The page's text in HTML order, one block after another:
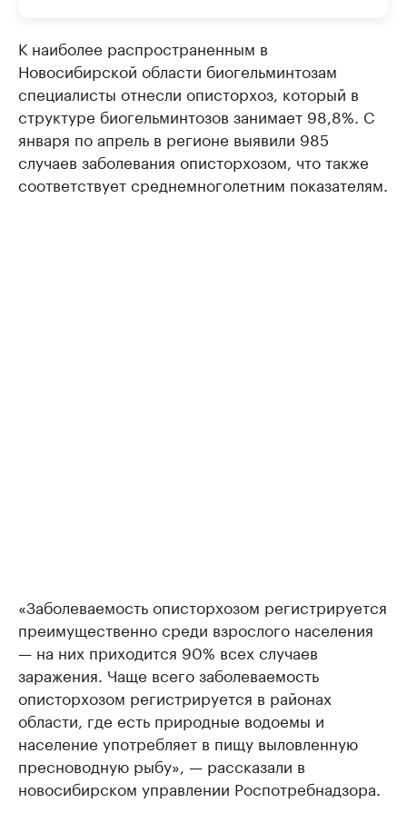
К наиболее распространенным в
Новосибирской области биогельминтозам
специалисты отнесли описторхоз, который в
структуре биогельминтозов занимает 98,8%. С
января по апрель в регионе выявили 985
случаев заболевания описторхозом, что также
соответствует среднемноголетним показателям.
«Заболеваемость описторхозом регистрируется
преимущественно среди взрослого населения
— на них приходится 90% всех случаев
заражения. Чаще всего заболеваемость
описторхозом регистрируется в районах
области, где есть природные водоемы и
население употребляет в пищу выловленную
пресноводную рыбу», — рассказали в
новосибирском управлении Роспотребнадзора.